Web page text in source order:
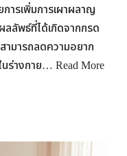
ารเพิ่มการเผาผลาญ
ลลัพธ์ที่ได้เกิดจากกรด
ามารถลดความอยาก
นร่างกาย… Read More